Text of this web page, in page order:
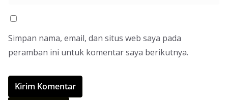
Simpan nama, email, dan situs web saya pada
peramban ini untuk komentar saya berikutnya.